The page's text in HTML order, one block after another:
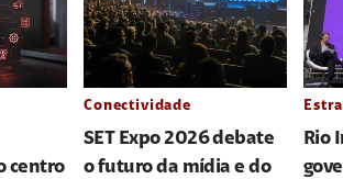
centro
Conectividade
SET Expo 2026 debate
o futuro da mídia e do
Rio